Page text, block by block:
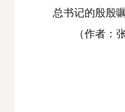
总书记的殷殷
（作者：张